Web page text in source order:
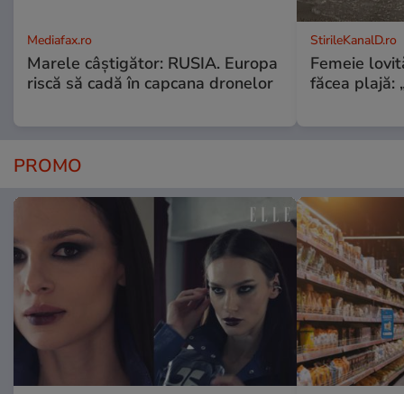
Mediafax.ro
Marele câștigător: RUSIA. Europa
riscă să cadă în capcana dronelor
StirileKanalD.ro
Femeie
făcea plajă:
PROMO